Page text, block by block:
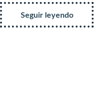
Seguir leyendo